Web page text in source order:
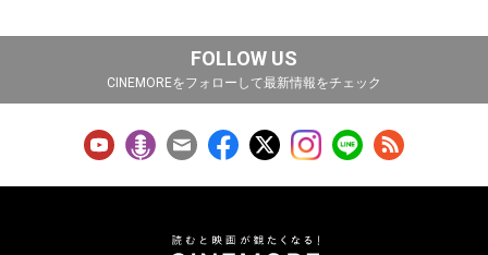
FOLLOW US
CINEMOREをフォローして最新情報をチェック